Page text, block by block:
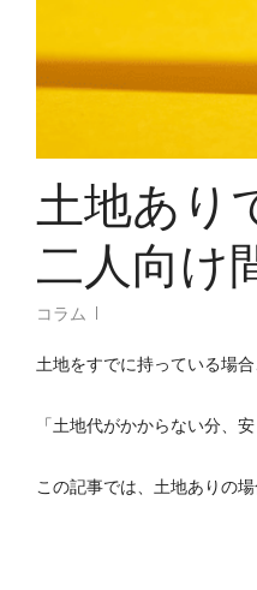
土地あり
二人向け
コラム
土地をすでに持っている場
「土地代がかからない分、
この記事では、土地ありの